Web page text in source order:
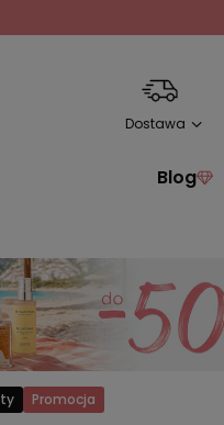
Dostawa
Blog
Promocja